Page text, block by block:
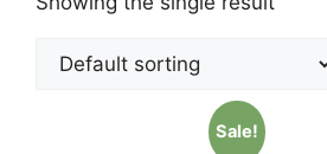
Sale!